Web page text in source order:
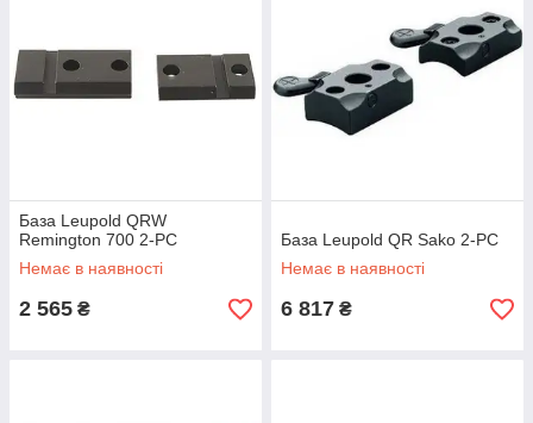
База Leupold QRW
Remington 700 2-PC
Немає в наявності
2 565 ₴
База Leupold QR Sako 2-PC
Немає в наявності
6 817 ₴